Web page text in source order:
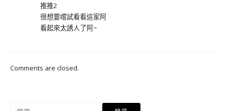
推推2
很想要嚐試看看這家阿
看起來太誘人了阿~
Comments are closed.